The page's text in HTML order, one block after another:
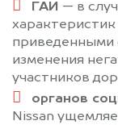
ГАИ — в
приведенными
изменения
участников
органов
Nissan